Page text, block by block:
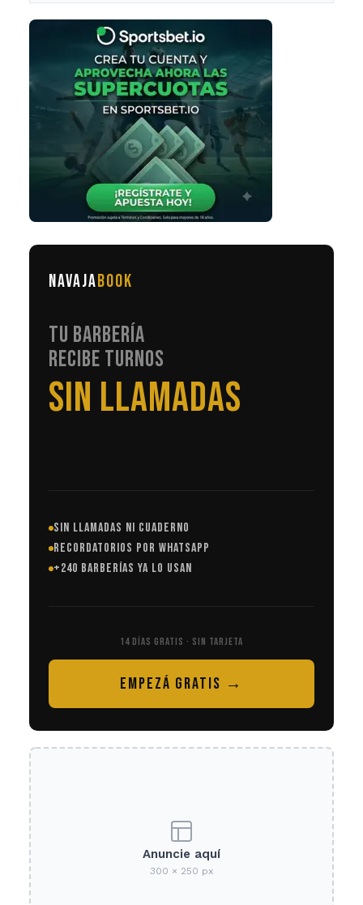
NAVAJABOOK
TU BARBERÍA
RECIBE TURNOS
EN AUTOMÁTICO
SIN LLAMADAS NI CUADERNO
RECORDATORIOS POR WHATSAPP
+240 BARBERÍAS YA LO USAN
14 DÍAS GRATIS · SIN TARJETA
EMPEZÁ GRATIS →
Anuncie aquí
300 × 250 px